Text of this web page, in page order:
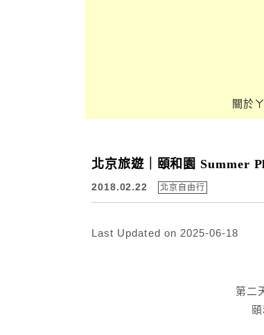
關於
北京旅遊｜頤和園 Summer
2018.02.22 北京自由行
Last Updated on 2025-06-18
第二